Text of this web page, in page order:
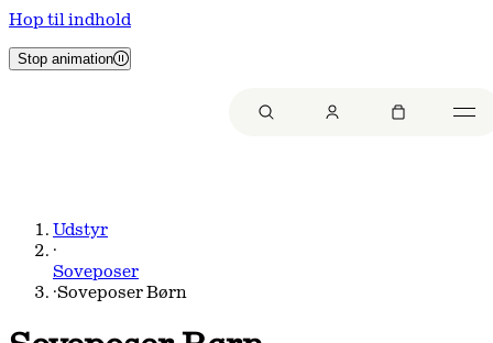
Hop til indhold
Stop animation
Udstyr
·
Soveposer
·Soveposer Børn